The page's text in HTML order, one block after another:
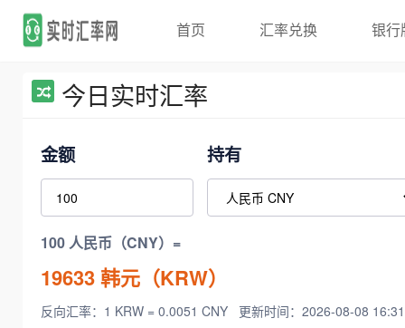
首页 汇率兑换 银行
今日实时汇率
金额 持有
100 人民币（CNY）=
19633韩元（KRW）
反向汇率：1 KRW = 0.0051 CNY 更新时间：2026-08-08